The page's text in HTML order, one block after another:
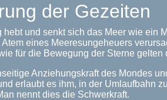
der Gezeiten
hebt und senkt sich das Meer wie ein
eines Meeresungeheuers
für die Bewegung der Sterne gelten
Anziehungskraft des Mondes
erlaubt es ihm, in der Umlaufbahn
nennt dies die Schwerkraft.